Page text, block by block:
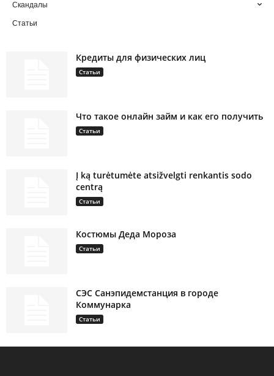
Скандалы
Статьи
Кредиты для физических лиц
Статьи
Что такое онлайн займ и как его получить
Статьи
Į ką turėtumėte atsižvelgti renkantis sodo
centrą
Статьи
Костюмы Деда Мороза
Статьи
СЭС Санэпидемстанция в городе
Коммунарка
Статьи